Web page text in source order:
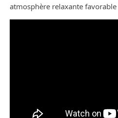
atmosphère relaxante favorable